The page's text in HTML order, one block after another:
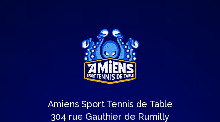
Amiens Sport Tennis de Table
304 rue Gauthier de Rumilly